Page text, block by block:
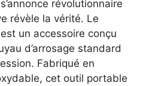
révolutionnaire
révèle la vérité. Le
un accessoire conçu
d’arrosage standard
Fabriqué en
cet outil portable